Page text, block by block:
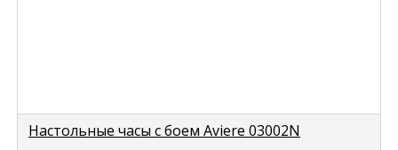
Настольные часы с боем Aviere 03002N